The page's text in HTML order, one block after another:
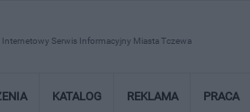
Internetowy Serwis Informacyjny Miasta Tczewa
KATALOG REKLAMA PRACA